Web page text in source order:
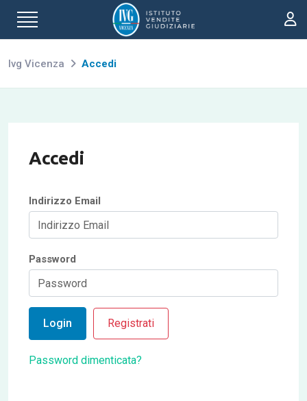
Ivg Vicenza Accedi
Accedi
Indirizzo Email
Password
Login Registrati
Password dimenticata?